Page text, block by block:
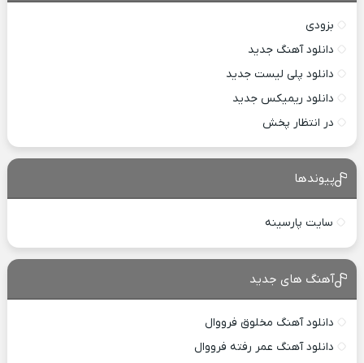
بزودی
دانلود آهنگ جدید
دانلود پلی لیست جدید
دانلود ریمیکس جدید
در انتظار پخش
پیوندها
سایت پارسینه
آهنگ های جدید
دانلود آهنگ مخلوق فرووال
دانلود آهنگ عمر رفته فرووال